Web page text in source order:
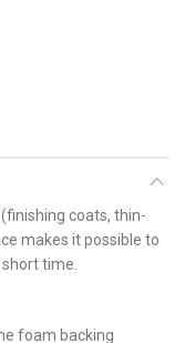
coats, thin-
makes it possible to
time.
foam backing